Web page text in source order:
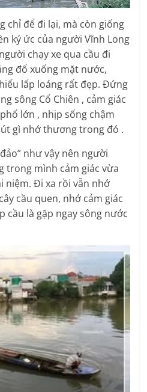
chỉ để đi lại, mà còn giống
ký ức của người Vĩnh Long
chạy xe qua cầu đi
đổ xuống mặt nước,
lấp loáng rất đẹp. Đứng
sông Cổ Chiên , cảm giác
lớn , nhịp sống chậm
gì nhớ thương trong đó .
như vậy nên người
trong mình cảm giác vừa
niệm. Đi xa rồi vẫn nhớ
cầu quen, nhớ cảm giác
cầu là gặp ngay sông nước